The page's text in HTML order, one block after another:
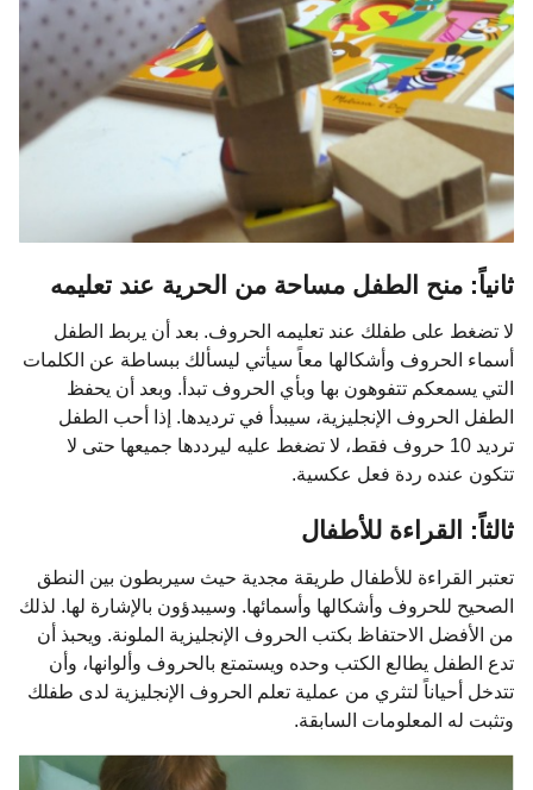
ثانياً: منح الطفل مساحة من الحرية عند تعليمه
لا تضغط على طفلك عند تعليمه الحروف. بعد أن يربط الطفل
أسماء الحروف وأشكالها معاً سيأتي ليسألك ببساطة عن الكلمات
التي يسمعكم تتفوهون بها وبأي الحروف تبدأ. وبعد أن يحفظ
الطفل الحروف الإنجليزية، سيبدأ في ترديدها. إذا أحب الطفل
ترديد 10 حروف فقط، لا تضغط عليه ليرددها جميعها حتى لا
تتكون عنده ردة فعل عكسية.
ثالثاً: القراءة للأطفال
تعتبر القراءة للأطفال طريقة مجدية حيث سيربطون بين النطق
الصحيح للحروف وأشكالها وأسمائها. وسيبدؤون بالإشارة لها. لذلك
من الأفضل الاحتفاظ بكتب الحروف الإنجليزية الملونة. ويحبذ أن
تدع الطفل يطالع الكتب وحده ويستمتع بالحروف وألوانها، وأن
تتدخل أحياناً لتثري من عملية تعلم الحروف الإنجليزية لدى طفلك
وتثبت له المعلومات السابقة.